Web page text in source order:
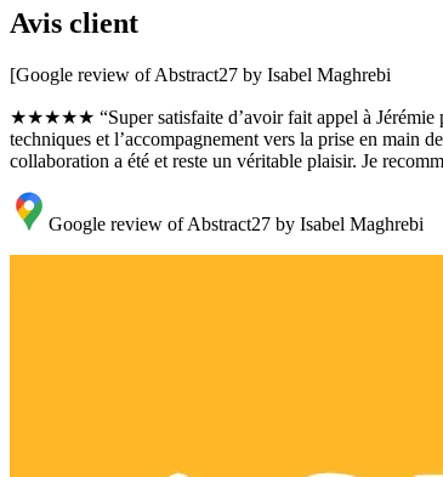
Avis client
[Google review of Abstract27 by Isabel Maghrebi
★★★★★ “Super satisfaite d’avoir fait appel à Jérémie
techniques et l’accompagnement vers la prise en main
collaboration a été et reste un véritable plaisir. Je
Google review of Abstract27 by Isabel Maghrebi